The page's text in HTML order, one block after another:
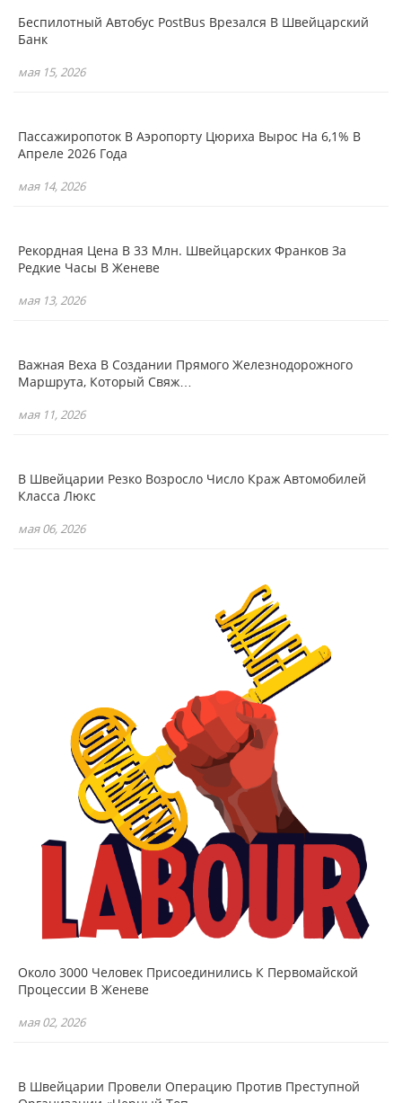
Беспилотный Автобус PostBus Врезался В Швейцарский
Банк
мая 15, 2026
Пассажиропоток В Аэропорту Цюриха Вырос На 6,1% В
Апреле 2026 Года
мая 14, 2026
Рекордная Цена В 33 Млн. Швейцарских Франков За
Редкие Часы В Женеве
мая 13, 2026
Важная Веха В Создании Прямого Железнодорожного
Маршрута, Который Свяж…
мая 11, 2026
В Швейцарии Резко Возросло Число Краж Автомобилей
Класса Люкс
мая 06, 2026
Около 3000 Человек Присоединились К Первомайской
Процессии В Женеве
мая 02, 2026
В Швейцарии Провели Операцию Против Преступной